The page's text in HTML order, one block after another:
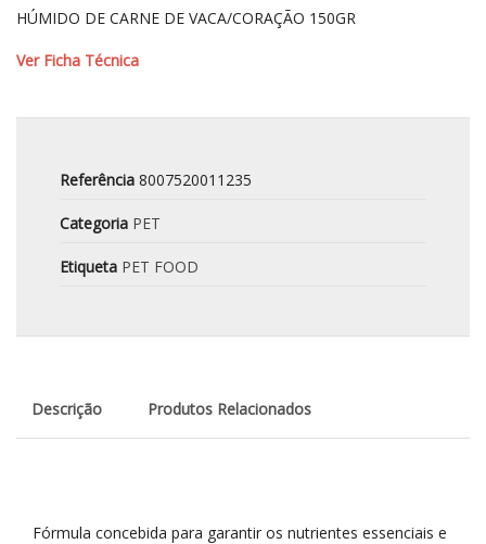
HÚMIDO DE CARNE DE VACA/CORAÇÃO 150GR
Ver Ficha Técnica
Referência 8007520011235
Categoria PET
Etiqueta PET FOOD
Descrição Produtos Relacionados
Fórmula concebida para garantir os nutrientes essenciais e